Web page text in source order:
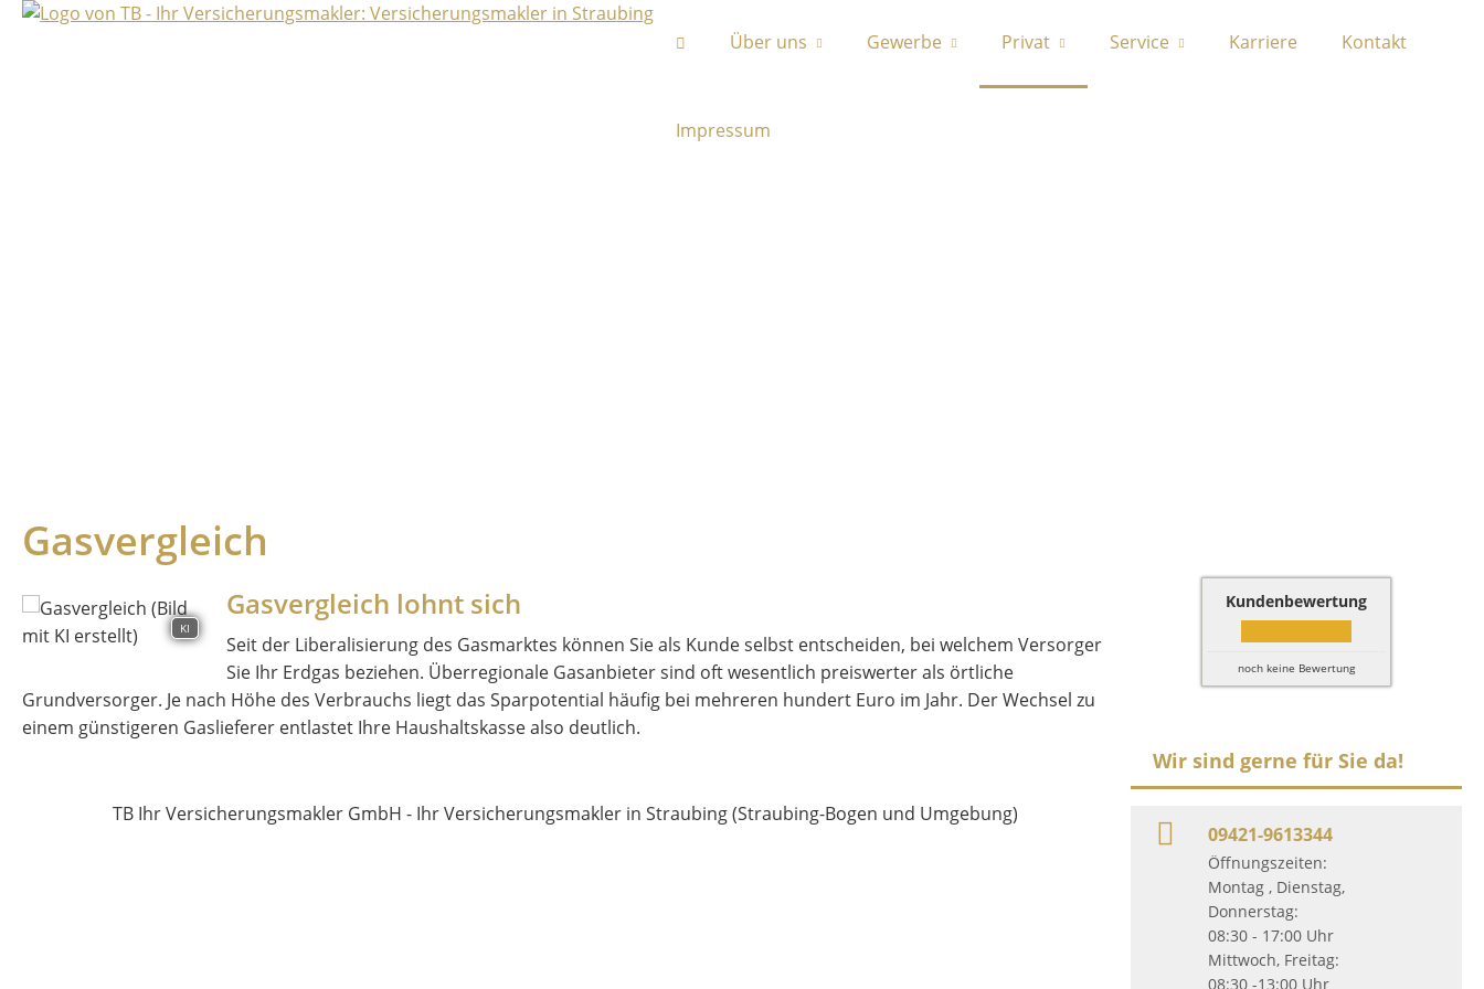
Über uns Gewerbe Privat Service Karriere Kontakt
Impressum
Kundenbewertung
noch keine Bewertung
Wir sind gerne für Sie da!
09421-9613344
Öffnungszeiten:
Montag , Dienstag,
Donnerstag:
08:30 - 17:00 Uhr
Mittwoch, Freitag:
08:30 -13:00 Uhr
Gasvergleich
KI
Gasvergleich lohnt sich
Seit der Liberalisierung des Gasmarktes können Sie als Kunde selbst entscheiden, bei welchem Versorger
Sie Ihr Erdgas beziehen. Überregionale Gasanbieter sind oft wesentlich preiswerter als örtliche
Grundversorger. Je nach Höhe des Verbrauchs liegt das Sparpotential häufig bei mehreren hundert Euro im Jahr. Der Wechsel zu
einem günstigeren Gaslieferer entlastet Ihre Haushaltskasse also deutlich.
TB Ihr Versicherungsmakler GmbH - Ihr Versicherungsmakler in Straubing (Straubing-Bogen und Umgebung)